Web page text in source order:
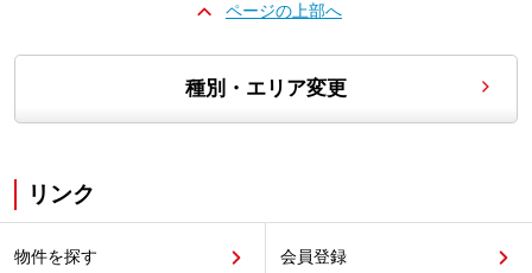
ページの上部へ
種別・エリア変更
リンク
物件を探す 会員登録